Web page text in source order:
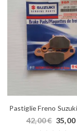
Pastiglie Freno
42,00€ 35,00